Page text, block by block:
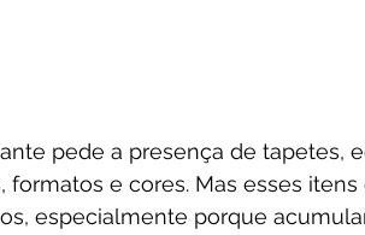
pede a presença de tapetes,
formatos e cores. Mas esses
especialmente porque